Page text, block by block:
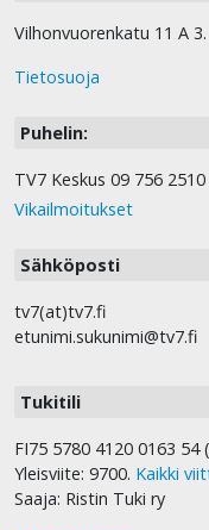
Vilhonvuorenkatu 11 A
Tietosuoja
Puhelin:
TV7 Keskus 09 756
Vikailmoitukset
Sähköposti
tv7(at)tv7.fi
etunimi.sukunimi@tv7.fi
Tukitili
FI75 5780 4120 0163 54
Yleisviite: 9700. Kaikki
Saaja: Ristin Tuki ry